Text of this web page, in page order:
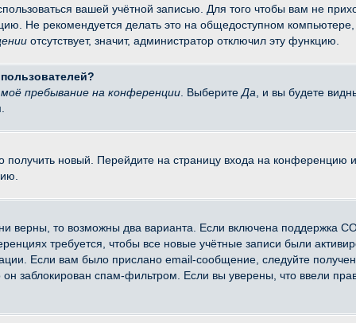
вашей учётной записью. Для того чтобы вам не
Не рекомендуется делать это на общедоступном
отсутствует, значит, администратор отключил эту функцию.
пребывание на конференции . Выберите Да , и вы будете
получить новый. Перейдите на страницу входа на конференцию
верны, то возможны два варианта. Если включена поддержка
требуется, чтобы все новые учётные записи были
Если вам было прислано email-сообщение, следуйте
заблокирован спам-фильтром. Если вы уверены, что ввели